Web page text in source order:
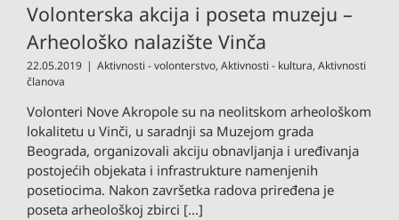
Volonterska akcija i poseta muzeju –
Arheološko nalazište Vinča
22.05.2019 | Aktivnosti - volonterstvo, Aktivnosti - kultura, Aktivnosti
članova
Volonteri Nove Akropole su na neolitskom arheološkom
lokalitetu u Vinči, u saradnji sa Muzejom grada
Beograda, organizovali akciju obnavljanja i uređivanja
postojećih objekata i infrastrukture namenjenih
posetiocima. Nakon završetka radova priređena je
poseta arheološkoj zbirci [...]